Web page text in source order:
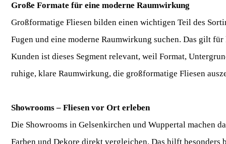
Große Formate für eine moderne Raumwirkung
Großformatige Fliesen bilden einen wichtigen Teil des
Fugen und eine moderne Raumwirkung suchen. Das gilt
Kunden ist dieses Segment relevant, weil Format,
ruhige, klare Raumwirkung, die großformatige Fliesen
Showrooms – Fliesen vor Ort erleben
Die Showrooms in Gelsenkirchen und Wuppertal machen
Farben und Dekore direkt vergleichen. Das hilft